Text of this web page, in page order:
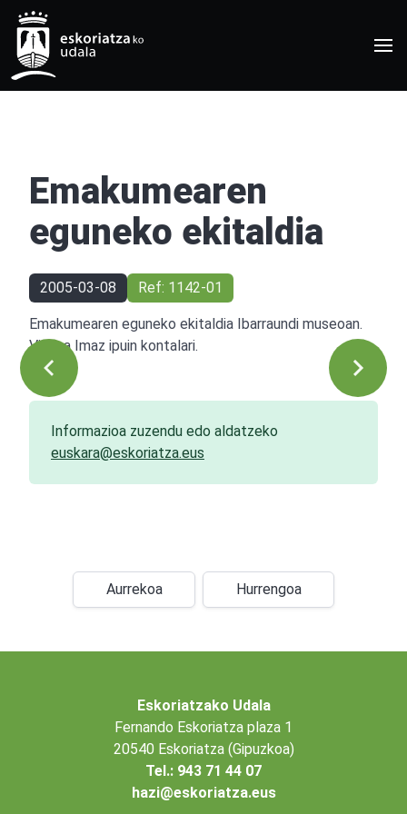
Emakumearen
eguneko ekitaldia
2005-03-08 Ref: 1142-01
Emakumearen eguneko ekitaldia Ibarraundi museoan.
Virgina Imaz ipuin kontalari.
Informazioa zuzendu edo aldatzeko
euskara@eskoriatza.eus
Aurrekoa Hurrengoa
Eskoriatzako Udala
Fernando Eskoriatza plaza 1
20540 Eskoriatza (Gipuzkoa)
Tel.: 943 71 44 07
hazi@eskoriatza.eus